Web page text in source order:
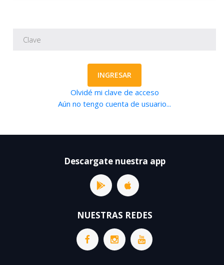
INGRESAR
Olvidé mi clave de acceso
Aún no tengo cuenta de usuario...
Descargate nuestra app
NUESTRAS REDES